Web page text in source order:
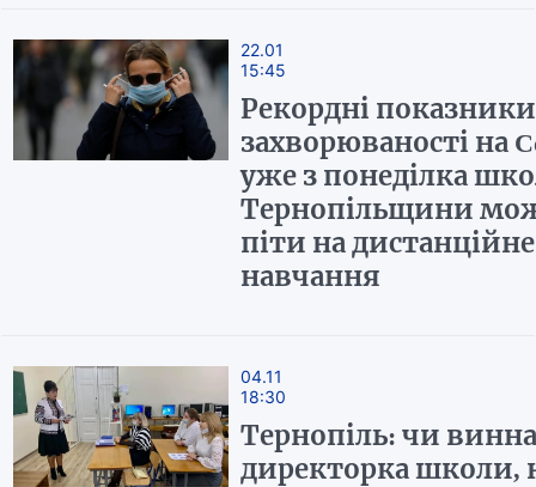
22.01
15:45
Рекордні показники
захворюваності на
уже з понеділка
Тернопільщини
піти на дистанційне
навчання
04.11
18:30
Тернопіль: чи винна
директорка школи,